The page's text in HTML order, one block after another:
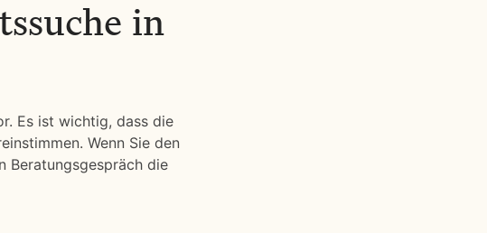
in
Es ist wichtig, dass die
Wenn Sie den
Beratungsgespräch die